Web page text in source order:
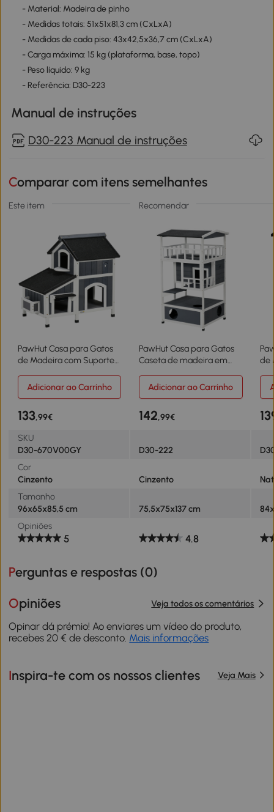
- Material: Madeira de pinho
- Medidas totais: 51x51x81,3 cm (CxLxA)
- Medidas de cada piso: 43x42,5x36,7 cm (CxLxA)
- Carga máxima: 15 kg (plataforma, base, topo)
- Peso líquido: 9 kg
- Referência: D30-223
Manual de instruções
D30-223 Manual de instruções
Comparar com itens semelhantes
Este item Recomendar
PawHut Casa para Gatos
de Madeira com Suporte
Teto Asfáltico 96x65x85,5
cm Cinza
PawHut Casa para Gatos
Caseta de madeira em
com 4 pisos e espaço
destacável para areia
de
Adicionar ao Carrinho Adicionar ao Carrinho
133,99€ 142,99€
SKU
D30-670V00GY
D30-222
Cor
Cinzento
Cinzento
Tamanho
96x65x85,5 cm
75,5x75x137 cm
Opiniões
5 4.8
Perguntas e respostas (0)
Opiniões Veja todos os comentários
Opinar dá prémio! Ao enviares um vídeo do produto,
recebes 20 € de desconto. Mais informações
Inspira-te com os nossos clientes Veja Mais